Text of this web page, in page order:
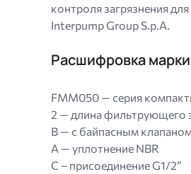
контроля загрязнения
Interpump Group S.p.A.
Расшифровка
FMM050 — серия
2 — длина фильтрующего
B — с байпасным
A — уплотнение NBR
C – присоединение G1/2”